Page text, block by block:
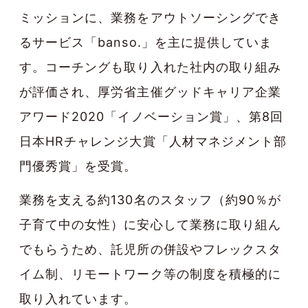
ミッションに、業務をアウトソーシングでき
るサービス「banso.」を主に提供していま
す。コーチングも取り入れた社内の取り組み
が評価され、 厚労省主催グッドキャリア企業
アワード2020「イノベーション賞」 、 第8回
日本HRチャレンジ大賞「人材マネジメント部
門優秀賞」 を受賞。
業務を支える約130名のスタッフ（約90％が
子育て中の女性）に安心して業務に取り組ん
でもらうため、託児所の併設やフレックスタ
イム制、リモートワーク等の制度を積極的に
取り入れています。